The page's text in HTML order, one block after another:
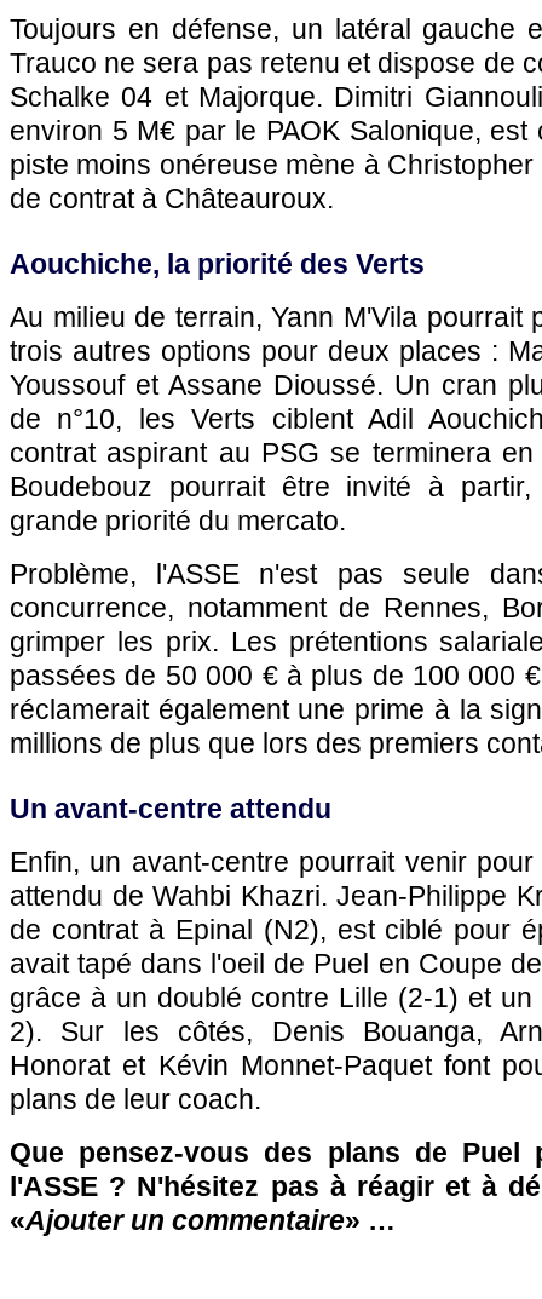
Toujours en défense, un latéral gauche
Trauco ne sera pas retenu et dispose de
Schalke 04 et Majorque. Dimitri
environ 5 M€ par le PAOK Salonique,
piste moins onéreuse mène à
de contrat à Châteauroux.
Aouchiche, la priorité des Verts
Au milieu de terrain, Yann M'Vila pourrait
trois autres options pour deux places :
Youssouf et Assane Dioussé. Un cran
de n°10, les Verts ciblent Adil
contrat aspirant au PSG se terminera
Boudebouz pourrait être invité à
grande priorité du mercato.
Problème, l'ASSE n'est pas seule
concurrence, notamment de Rennes,
grimper les prix. Les prétentions
passées de 50 000 € à plus de 100 000
réclamerait également une prime à la
millions de plus que lors des premiers
Un avant-centre attendu
Enfin, un avant-centre pourrait venir
attendu de Wahbi Khazri. Jean-Philippe
de contrat à Epinal (N2), est ciblé pour
avait tapé dans l'oeil de Puel en Coupe
grâce à un doublé contre Lille (2-1) et un
2). Sur les côtés, Denis Bouanga,
Honorat et Kévin Monnet-Paquet font
plans de leur coach.
Que pensez-vous des plans de Puel
l'ASSE ? N'hésitez pas à réagir et à
«Ajouter un commentaire» …